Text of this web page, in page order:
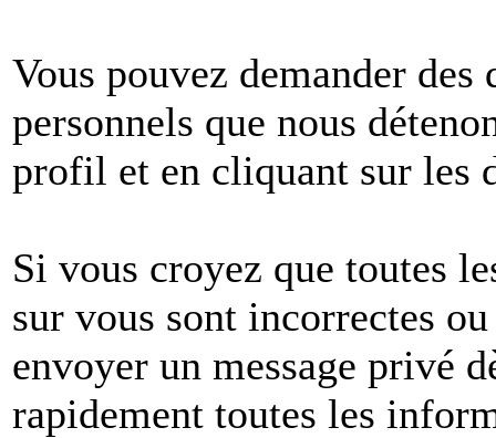
Vous pouvez demander
personnels que nous
profil et en cliquant sur les
Si vous croyez que toutes
sur vous sont incorrectes
envoyer un message privé
rapidement toutes les